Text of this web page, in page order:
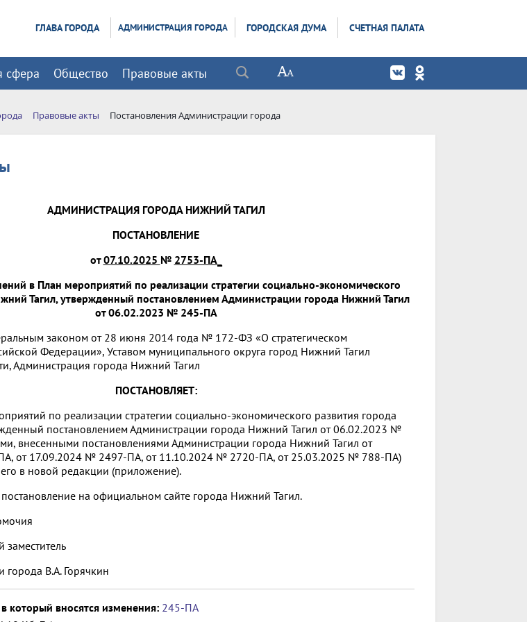
ГЛАВА ГОРОДА АДМИНИСТРАЦИЯ ГОРОДА ГОРОДСКАЯ ДУМА СЧЕТНАЯ ПАЛАТА
сфера Общество Правовые акты
Правовые акты Постановления Администрации города
АДМИНИСТРАЦИЯ ГОРОДА НИЖНИЙ ТАГИЛ
ПОСТАНОВЛЕНИЕ
от07.10.2025 № 2753-ПА_
в План мероприятий по реализации стратегии социально-экономического
Тагил, утвержденный постановлением Администрации города Нижний Тагил
от 06.02.2023 № 245-ПА
законом от 28 июня 2014 года № 172-ФЗ «О стратегическом
Федерации», Уставом муниципального округа город Нижний Тагил
Администрация города Нижний Тагил
ПОСТАНОВЛЯЕТ:
по реализации стратегии социально-экономического развития города
постановлением Администрации города Нижний Тагил от 06.02.2023 №
внесенными постановлениями Администрации города Нижний Тагил от
от 17.09.2024 № 2497-ПА, от 11.10.2024 № 2720-ПА, от 25.03.2025 № 788-ПА)
в новой редакции (приложение).
постановление на официальном сайте города Нижний Тагил.
заместитель
города В.А. Горячкин
который вносятся изменения: 245-ПА